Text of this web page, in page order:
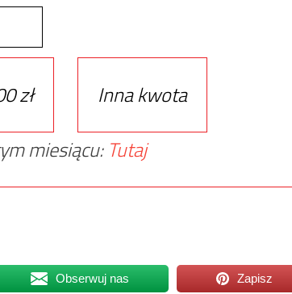
zł
Inna kwota
miesiącu: Tutaj
Obserwuj nas Zapisz